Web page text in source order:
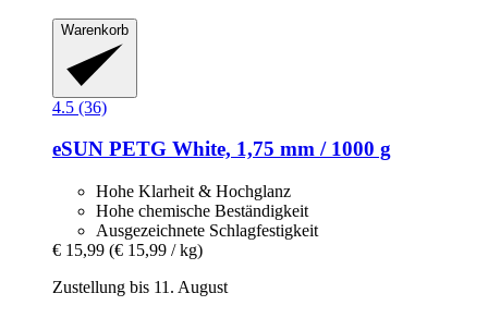
Warenkorb
4.5 (36)
eSUN PETG White, 1,75 mm / 1000 g
Hohe Klarheit & Hochglanz
Hohe chemische Beständigkeit
Ausgezeichnete Schlagfestigkeit
€ 15,99 (€ 15,99 / kg)
Zustellung bis 11. August